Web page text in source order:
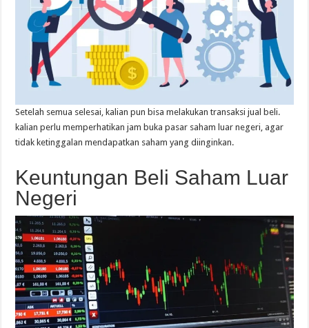
Setelah semua selesai, kalian pun bisa melakukan transaksi jual beli.
kalian perlu memperhatikan jam buka pasar saham luar negeri, agar
tidak ketinggalan mendapatkan saham yang diinginkan.
Keuntungan Beli Saham Luar
Negeri